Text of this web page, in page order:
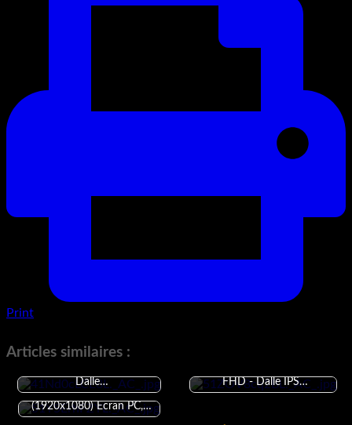
Print
Articles similaires :
MSI PRO MP241X Écran
Dalle…
FHD - Dalle IPS…
Dell SE2422HX 24" Full HD
(1920x1080) Écran PC,…